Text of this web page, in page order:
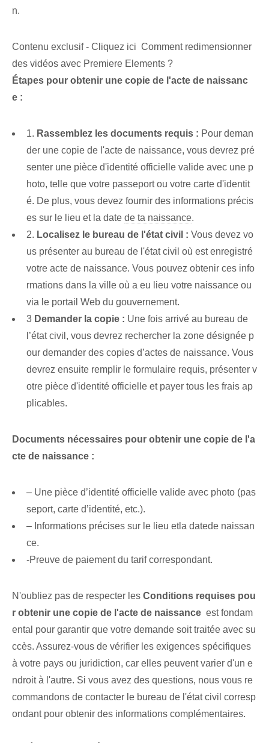
n.
Contenu exclusif - Cliquez ici Comment redimensionner
des vidéos avec Premiere Elements ?
Étapes pour obtenir une copie de l'acte de naissanc
e :
1. Rassemblez les documents requis : ‌Pour deman
der une copie de l'acte de naissance, vous devrez pré
senter une pièce d'identité officielle valide avec une p
hoto, telle que votre passeport ou votre carte d'identit
é. De plus, vous devez ⁢fournir des informations précis
es‍ sur le ⁤lieu et la ⁤date de ta naissance.
2.⁤ Localisez le bureau de l'état civil : Vous devez vo
us présenter au bureau de l'état civil où est enregistré
votre acte de naissance. Vous pouvez obtenir ces info
rmations dans la ville où a eu lieu votre naissance ou
via le portail Web du gouvernement.
3 Demander la copie : Une fois arrivé au bureau de
l’état civil, vous devrez rechercher la zone désignée p
our demander des copies d’actes de naissance. Vous
devrez ensuite ‌remplir⁢ le formulaire requis, présenter v
otre pièce d'identité officielle et ⁢payer tous les frais ap
plicables.
Documents nécessaires pour obtenir une copie de l'a
cte de naissance :
– Une pièce d’identité officielle valide avec photo (pas
seport, carte d’identité, etc.).
– ⁤Informations précises sur le lieu ⁤et‍la date‍de ‌naissan
ce.
-Preuve de paiement du ‌tarif⁣ correspondant.
N'oubliez pas de respecter⁣ les⁢ Conditions requises pou
r obtenir une copie de l'acte de naissance ⁤ est ⁣fondam
ental⁣ pour garantir que votre demande⁢ soit traitée avec su
ccès. Assurez-vous de vérifier les exigences spécifiques
à votre pays ou juridiction, car elles peuvent varier d'un e
ndroit à l'autre. Si vous avez des questions, nous vous re
commandons de contacter le bureau de l'état civil corresp
ondant pour obtenir des informations complémentaires.